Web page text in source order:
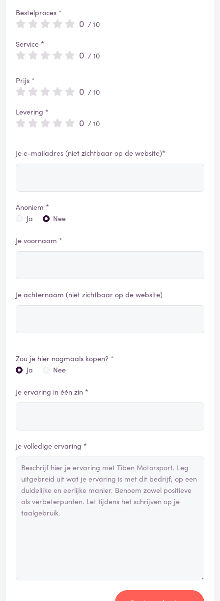
Bestelproces *
0 / 10
Service *
0 / 10
Prijs *
0 / 10
Levering *
0 / 10
Je e-mailadres (niet zichtbaar op de website)*
Anoniem *
Ja
Nee
Je voornaam *
Je achternaam (niet zichtbaar op de website)
Zou je hier nogmaals kopen? *
Ja
Nee
Je ervaring in één zin *
Je volledige ervaring *